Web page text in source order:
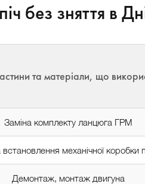
без зняття в
та матеріали, що
Заміна комплекту ланцюга ГРМ
встановлення механічної коробки
Демонтаж, монтаж двигуна